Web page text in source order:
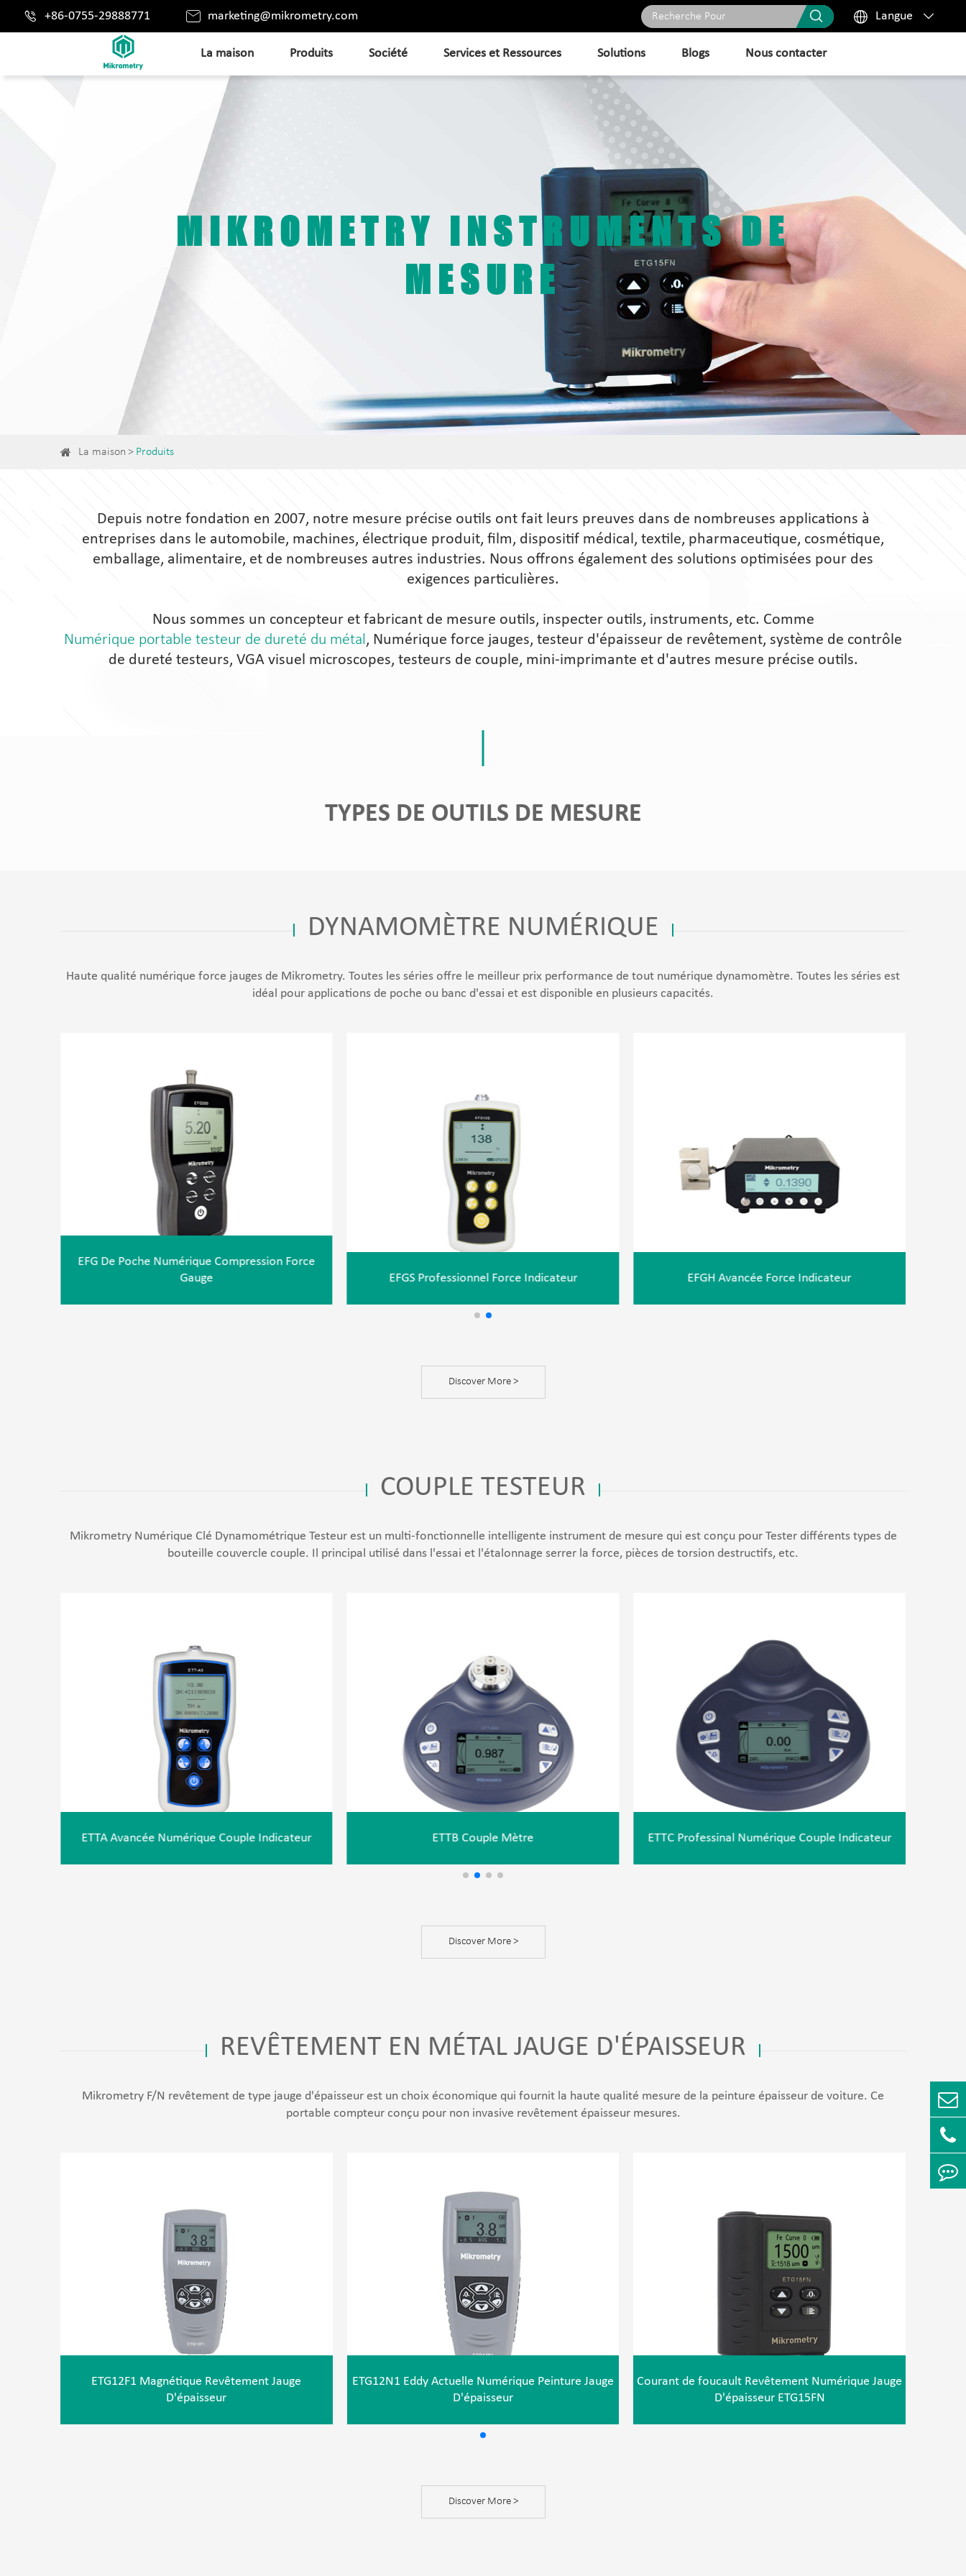
 +86-0755-29888771  marketing@mikrometry.com   Langue 
La maison Produits Société Services et Ressources Solutions Blogs Nous contacter
MIKROMETRY INSTRUMENTS DE
MESURE
La maison Produits
Depuis notre fondation en 2007, notre mesure précise outils ont fait leurs preuves dans de nombreuses applications à
entreprises dans le automobile, machines, électrique produit, film, dispositif médical, textile, pharmaceutique, cosmétique,
emballage, alimentaire, et de nombreuses autres industries. Nous offrons également des solutions optimisées pour des
exigences particulières.
Nous sommes un concepteur et fabricant de mesure outils, inspecter outils, instruments, etc. Comme
Numérique portable testeur de dureté du métal, Numérique force jauges, testeur d'épaisseur de revêtement, système de contrôle
de dureté testeurs, VGA visuel microscopes, testeurs de couple, mini-imprimante et d'autres mesure précise outils.
TYPES DE OUTILS DE MESURE
DYNAMOMÈTRE NUMÉRIQUE
Haute qualité numérique force jauges de Mikrometry. Toutes les séries offre le meilleur prix performance de tout numérique dynamomètre. Toutes les séries est
idéal pour applications de poche ou banc d'essai et est disponible en plusieurs capacités.
EFG De Poche Numérique Compression Force
Gauge
EFGS Professionnel Force Indicateur EFGH Avancée Force Indicateur
Discover More >
COUPLE TESTEUR
Mikrometry Numérique Clé Dynamométrique Testeur est un multi-fonctionnelle intelligente instrument de mesure qui est conçu pour Tester différents types de
bouteille couvercle couple. Il principal utilisé dans l'essai et l'étalonnage serrer la force, pièces de torsion destructifs, etc.
ETTA Avancée Numérique Couple Indicateur ETTB Couple Mètre ETTC Professinal Numérique Couple Indicateur
Discover More >
REVÊTEMENT EN MÉTAL JAUGE D'ÉPAISSEUR
Mikrometry F/N revêtement de type jauge d'épaisseur est un choix économique qui fournit la haute qualité mesure de la peinture épaisseur de voiture. Ce
portable compteur conçu pour non invasive revêtement épaisseur mesures.
ETG12F1 Magnétique Revêtement Jauge
D'épaisseur
ETG12N1 Eddy Actuelle Numérique Peinture Jauge
D'épaisseur
Courant de foucault Revêtement Numérique Jauge
D'épaisseur ETG15FN
Discover More >